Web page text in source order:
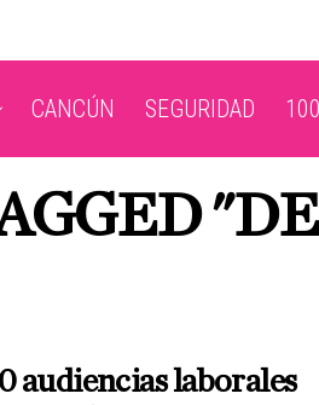
CANCÚN SEGURIDAD
audiencias laborales